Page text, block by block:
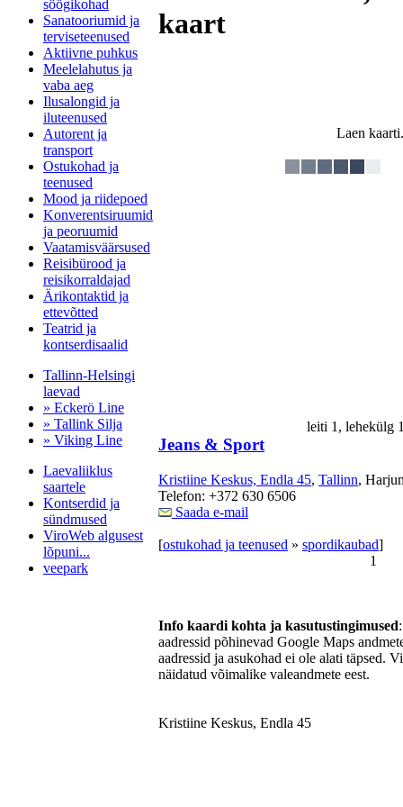
söögikohad
Sanatooriumid ja
terviseteenused
Aktiivne puhkus
Meelelahutus ja
vaba aeg
Ilusalongid ja
iluteenused
Autorent ja
transport
Ostukohad ja
teenused
Mood ja riidepoed
Konverentsiruumid
ja peoruumid
Vaatamisväärsused
Reisibürood ja
reisikorraldajad
Ärikontaktid ja
ettevõtted
Teatrid ja
kontserdisaalid
Tallinn-Helsingi
laevad
» Eckerö Line
» Tallink Silja
» Viking Line
Laevaliiklus
saartele
Kontserdid ja
sündmused
ViroWeb algusest
lõpuni...
veepark
kaart
Laen
leiti 1,
Jeans & Sport
Kristiine Keskus, Endla 45, Tallinn,
Telefon: +372 630 6506
Saada e-mail
[ostukohad ja teenused » spordikaubad]
1
Info kaardi kohta ja kasutustingimused
aadressid põhinevad Google Maps
aadressid ja asukohad ei ole alati täpsed.
näidatud võimalike valeandmete eest.
Kristiine Keskus, Endla 45